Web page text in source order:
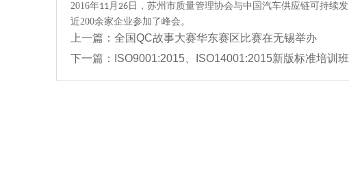
2016年11月 26 日， 苏州市质量管理协会与中国汽车供应链可持续
近200余家企业参加了峰会。
上一篇： 全国QC故事大赛华东赛区比赛在无锡举办
下一篇：
ISO9001:2015、ISO14001:2015新版标准培训班